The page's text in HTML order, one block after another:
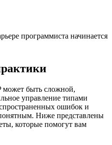
программиста начинается
может быть сложной,
управление типами
ошибок и
Ниже представлены
которые помогут вам